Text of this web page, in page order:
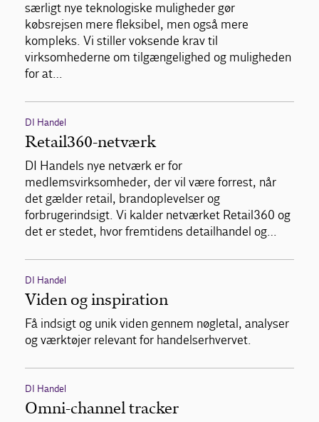
særligt nye teknologiske muligheder gør
købsrejsen mere fleksibel, men også mere
kompleks. Vi stiller voksende krav til
virksomhederne om tilgængelighed og muligheden
for at…
DI Handel
Retail360-netværk
DI Handels nye netværk er for
medlemsvirksomheder, der vil være forrest, når
det gælder retail, brandoplevelser og
forbrugerindsigt. Vi kalder netværket Retail360 og
det er stedet, hvor fremtidens detailhandel og…
DI Handel
Viden og inspiration
Få indsigt og unik viden gennem nøgletal, analyser
og værktøjer relevant for handelserhvervet.
DI Handel
Omni-channel tracker